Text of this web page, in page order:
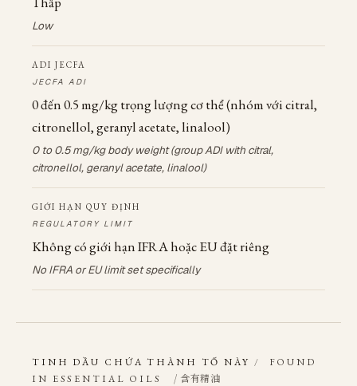
Low
ADI JECFA
JECFA ADI
0 đến 0.5 mg/kg trọng lượng cơ thể (nhóm với citral,
citronellol, geranyl acetate, linalool)
0 to 0.5 mg/kg body weight (group ADI with citral,
citronellol, geranyl acetate, linalool)
GIỚI HẠN QUY ĐỊNH
REGULATORY LIMIT
Không có giới hạn IFRA hoặc EU đặt riêng
No IFRA or EU limit set specifically
TINH DẦU CHỨA THÀNH TỐ NÀY /
FOUND
IN ESSENTIAL OILS
/ 含有精油